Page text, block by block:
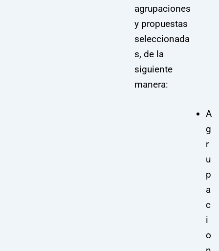
agrupaciones
y propuestas
seleccionada
s, de la
siguiente
manera:
A
g
r
u
p
a
c
i
o